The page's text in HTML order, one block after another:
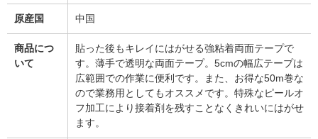
原産国 中国
商品につ
いて
貼った後もキレイにはがせる強粘着両面テープで
す。薄手で透明な両面テープ。5cmの幅広テープは
広範囲での作業に便利です。また、お得な50m巻な
ので業務用としてもオススメです。特殊なピールオ
フ加工により接着剤を残すことなくきれいにはがせ
ます。